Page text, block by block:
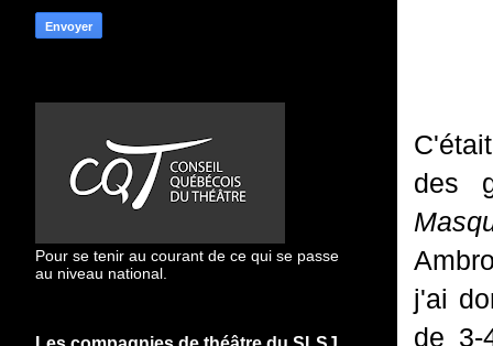
des
j'ai
de 3-
Pour se tenir au courant de ce qui se passe
au niveau national.